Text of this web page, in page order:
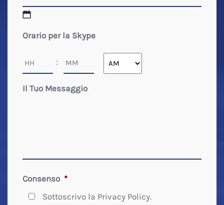
slash
AAAA
Orario per la Skype
:
Il Tuo Messaggio
Consenso *
Sottoscrivo la Privacy Policy.